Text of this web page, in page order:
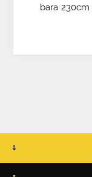
bara 230cm